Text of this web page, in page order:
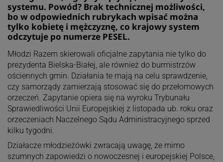
systemu. Powód? Brak technicznej możliwości,
bo w odpowiednich rubrykach wpisać można
tylko kobietę i mężczyznę, co krajowy system
odczytuje po numerze PESEL.
Młodzi Razem skierowali oficjalne zapytania nie tylko do
prezydenta Bielska-Białej, ale również do burmistrzów
ościennych gmin. Działania te mają na celu sprawdzenie,
czy samorządy zamierzają stosować się do przełomowych
orzeczeń. Zapytanie opiera się na wyroku Trybunału
Sprawiedliwości Unii Europejskiej z listopada ub. roku oraz
orzeczeniach Naczelnego Sądu Administracyjnego sprzed
kilku tygodni.
Działacze młodzieżówki zwracają uwagę, że mimo
szumnych zapowiedzi o nowoczesnej i europejskiej Polsce,